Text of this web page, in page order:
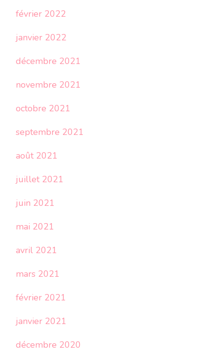
février 2022
janvier 2022
décembre 2021
novembre 2021
octobre 2021
septembre 2021
août 2021
juillet 2021
juin 2021
mai 2021
avril 2021
mars 2021
février 2021
janvier 2021
décembre 2020